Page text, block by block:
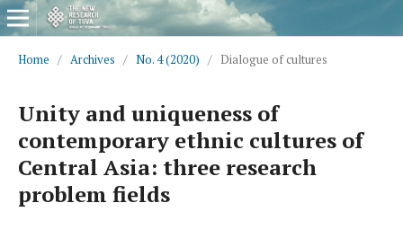
Home / Archives / No. 4 (2020) / Dialogue of cultures
Unity and uniqueness of
contemporary ethnic cultures of
Central Asia: three research
problem fields